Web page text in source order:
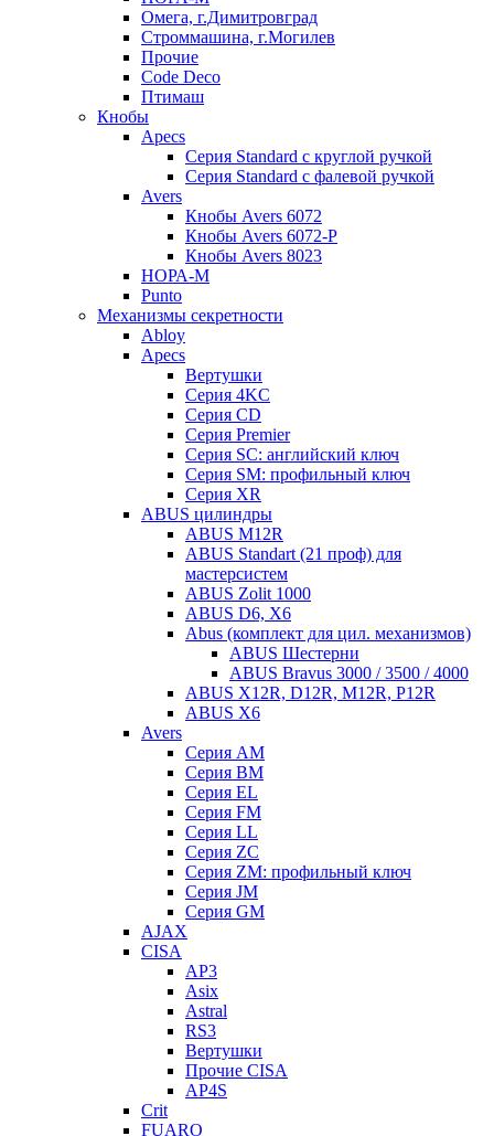
Омега, г.Димитровград
Строммашина, г.Могилев
Прочие
Code Deco
Птимаш
Кнобы
Apecs
Серия Standard с круглой ручкой
Серия Standard с фалевой ручкой
Avers
Кнобы Avers 6072
Кнобы Avers 6072-P
Кнобы Avers 8023
НОРА-М
Punto
Механизмы секретности
Abloy
Apecs
Вертушки
Серия 4KC
Серия CD
Серия Premier
Серия SC: английский ключ
Серия SM: профильный ключ
Серия XR
ABUS цилиндры
ABUS M12R
ABUS Standart (21 проф) для
мастерсистем
ABUS Zolit 1000
ABUS D6, X6
Abus (комплект для цил. механизмов)
ABUS Шестерни
ABUS Bravus 3000 / 3500 / 4000
ABUS X12R, D12R, M12R, P12R
ABUS X6
Avers
Серия AM
Серия BM
Серия EL
Серия FM
Серия LL
Серия ZC
Серия ZM: профильный ключ
Серия JM
Серия GM
AJAX
CISA
AP3
Asix
Astral
RS3
Вертушки
Прочие CISA
AP4S
Crit
FUARO